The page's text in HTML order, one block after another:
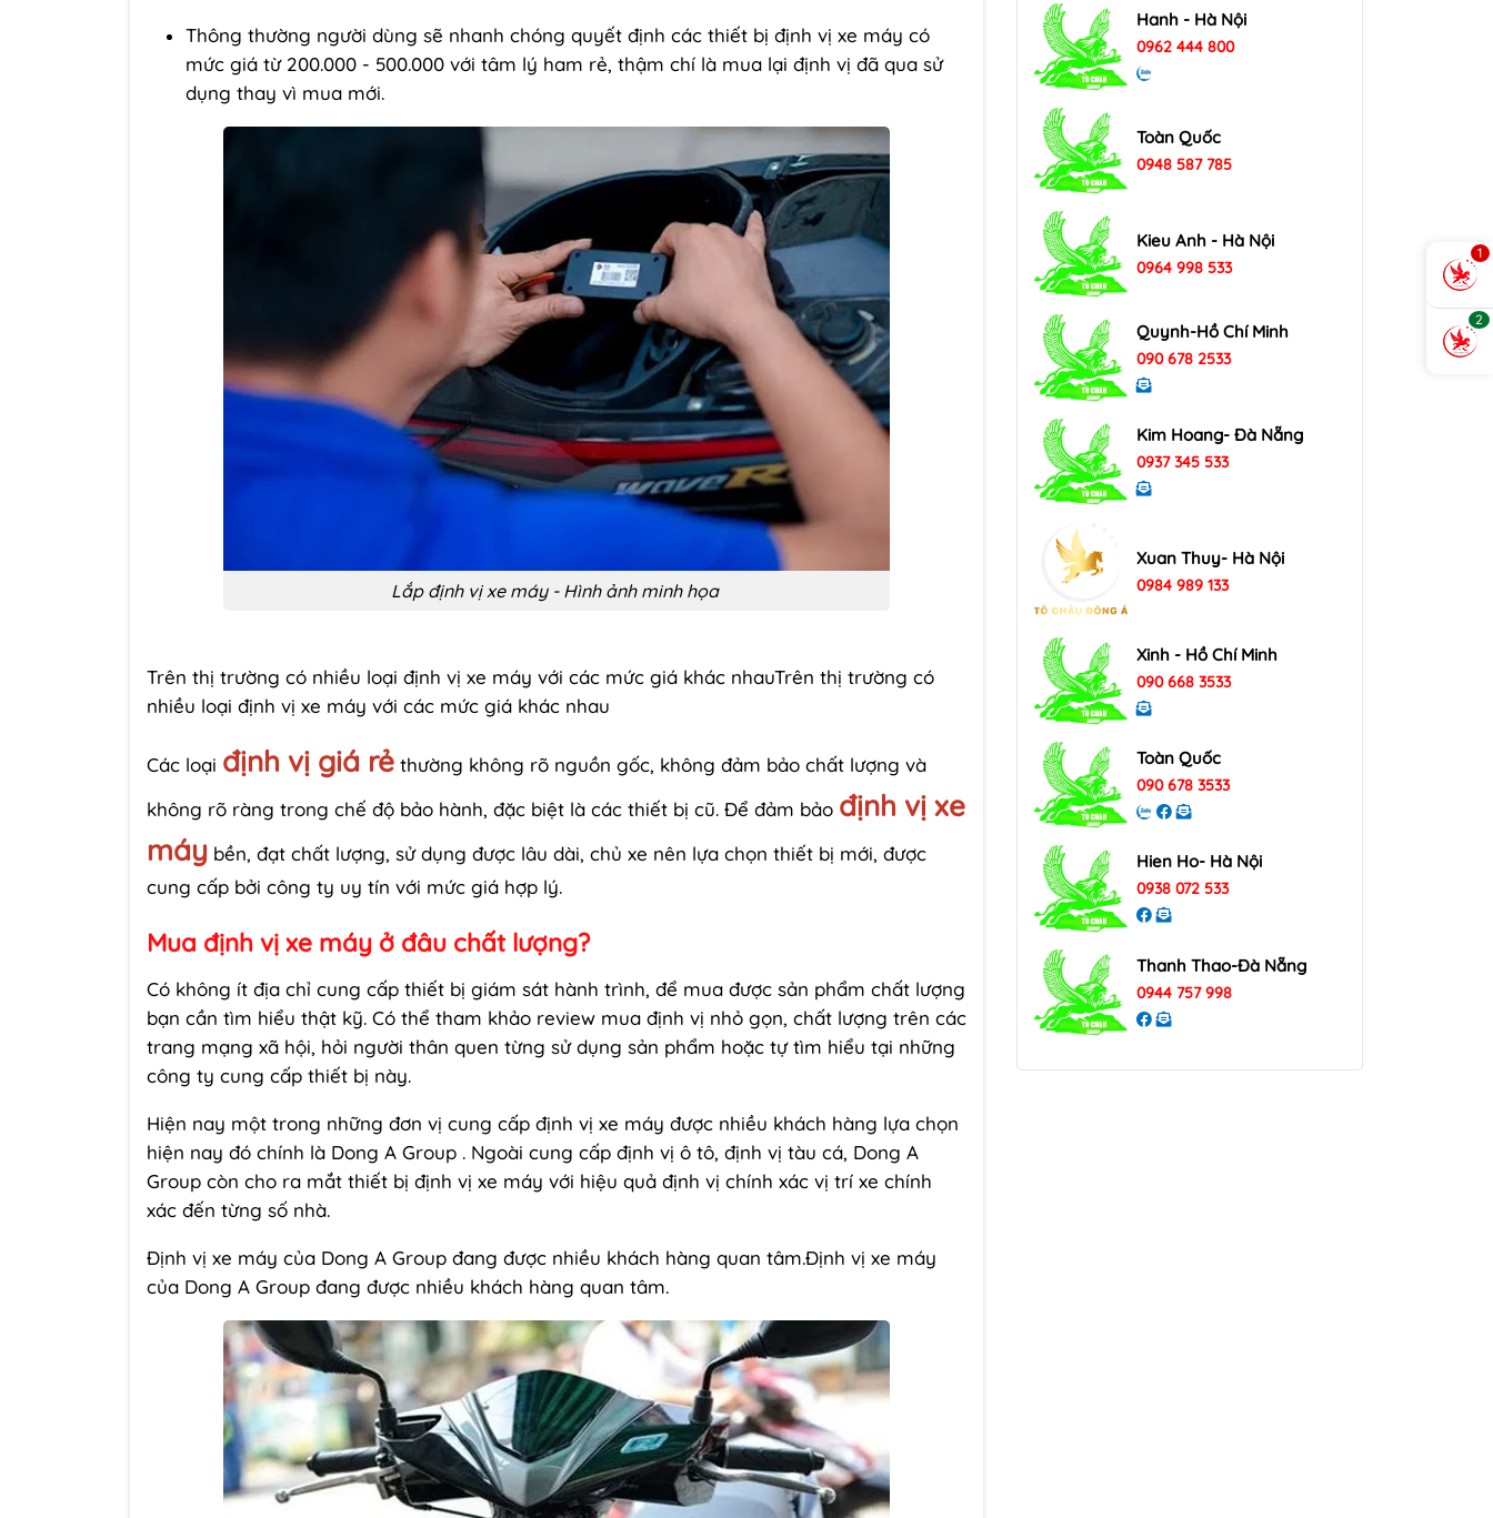
Thông thường người dùng sẽ nhanh chóng quyết định các thiết bị định vị xe máy có
mức giá từ 200.000 - 500.000 với tâm lý ham rẻ, thậm chí là mua lại định vị đã qua sử
dụng thay vì mua mới.
Lắp định vị xe máy - Hình ảnh minh họa
Trên thị trường có nhiều loại định vị xe máy với các mức giá khác nhauTrên thị trường có
nhiều loại định vị xe máy với các mức giá khác nhau
Các loại định vị giá rẻ thường không rõ nguồn gốc, không đảm bảo chất lượng và
không rõ ràng trong chế độ bảo hành, đặc biệt là các thiết bị cũ. Để đảm bảo định vị xe
máy bền, đạt chất lượng, sử dụng được lâu dài, chủ xe nên lựa chọn thiết bị mới, được
cung cấp bởi công ty uy tín với mức giá hợp lý.
Mua định vị xe máy ở đâu chất lượng?
Có không ít địa chỉ cung cấp thiết bị giám sát hành trình, để mua được sản phẩm chất lượng
bạn cần tìm hiểu thật kỹ. Có thể tham khảo review mua định vị nhỏ gọn, chất lượng trên các
trang mạng xã hội, hỏi người thân quen từng sử dụng sản phẩm hoặc tự tìm hiểu tại những
công ty cung cấp thiết bị này.
Hiện nay một trong những đơn vị cung cấp định vị xe máy được nhiều khách hàng lựa chọn
hiện nay đó chính là Dong A Group . Ngoài cung cấp định vị ô tô, định vị tàu cá, Dong A
Group còn cho ra mắt thiết bị định vị xe máy với hiệu quả định vị chính xác vị trí xe chính
xác đến từng số nhà.
Định vị xe máy của Dong A Group đang được nhiều khách hàng quan tâm.Định vị xe máy
của Dong A Group đang được nhiều khách hàng quan tâm.
Hanh - Hà Nội
0962 444 800
Toàn Quốc
0948 587 785
Kieu Anh - Hà Nội
0964 998 533
Quynh-Hồ Chí Minh
090 678 2533
Kim Hoang- Đà Nẵng
0937 345 533
Xuan Thuy- Hà Nội
0984 989 133
Xinh - Hồ Chí Minh
090 668 3533
Toàn Quốc
090 678 3533
Hien Ho- Hà Nội
0938 072 533
Thanh Thao-Đà Nẵng
0944 757 998
1
2